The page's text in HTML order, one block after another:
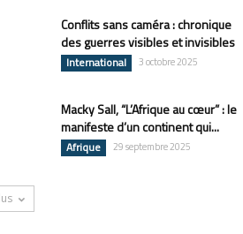
Conflits sans caméra : chronique
des guerres visibles et invisibles
International 3 octobre 2025
Macky Sall, “L’Afrique au cœur” : le
manifeste d’un continent qui...
Afrique 29 septembre 2025